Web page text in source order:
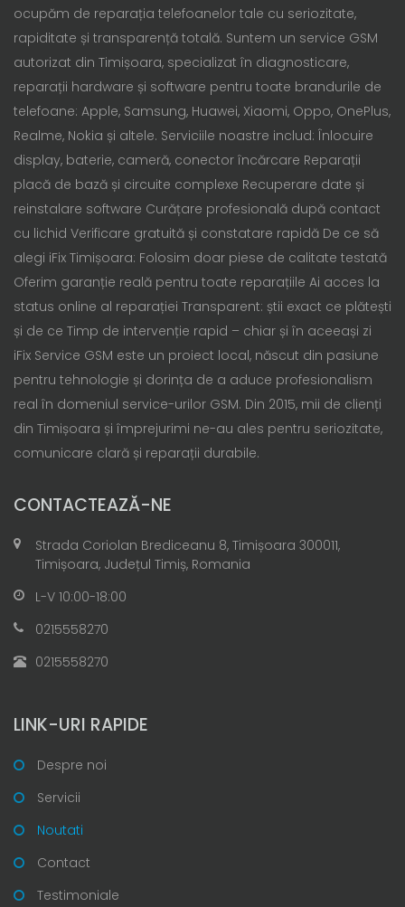
ocupăm de reparația telefoanelor tale cu seriozitate,
rapiditate și transparență totală. Suntem un service GSM
autorizat din Timișoara, specializat în diagnosticare,
reparații hardware și software pentru toate brandurile de
telefoane: Apple, Samsung, Huawei, Xiaomi, Oppo, OnePlus,
Realme, Nokia și altele. Serviciile noastre includ: Înlocuire
display, baterie, cameră, conector încărcare Reparații
placă de bază și circuite complexe Recuperare date și
reinstalare software Curățare profesională după contact
cu lichid Verificare gratuită și constatare rapidă De ce să
alegi iFix Timișoara: Folosim doar piese de calitate testată
Oferim garanție reală pentru toate reparațiile Ai acces la
status online al reparației Transparent: știi exact ce plătești
și de ce Timp de intervenție rapid – chiar și în aceeași zi
iFix Service GSM este un proiect local, născut din pasiune
pentru tehnologie și dorința de a aduce profesionalism
real în domeniul service-urilor GSM. Din 2015, mii de clienți
din Timișoara și împrejurimi ne-au ales pentru seriozitate,
comunicare clară și reparații durabile.
CONTACTEAZĂ-NE
Strada Coriolan Brediceanu 8, Timișoara 300011,
Timișoara, Județul Timiș, Romania
L-V 10:00-18:00
0215558270
0215558270
LINK-URI RAPIDE
Despre noi
Servicii
Noutati
Contact
Testimoniale